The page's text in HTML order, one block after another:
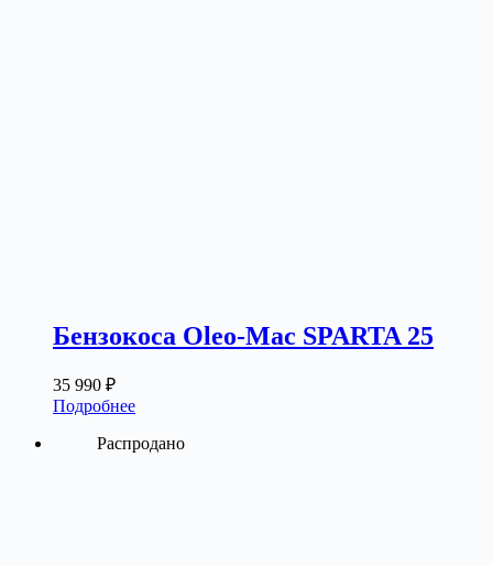
Бензокоса Oleo-Mac SPARTA 25
35 990 ₽
Подробнее
Распродано